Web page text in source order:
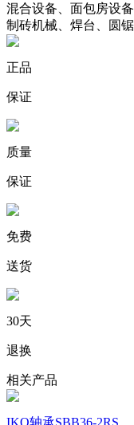
混合设备、面包房设
制砖机械、焊台、圆
正品
保证
质量
保证
免费
送货
30天
退换
相关产品
IKO轴承SBB36-2RS